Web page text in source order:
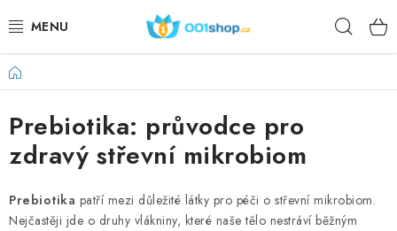
DOPLŇKY STRAVY
COSMETICI
SPORT
PRODOTTI ALIMENTARI
Casa
Prebiotika: průvodce pro
zdravý střevní mikrobiom
Prebiotika patří mezi důležité látky pro péči o střevní mikrobiom.
Nejčastěji jde o druhy vlákniny, které naše tělo nestráví běžným